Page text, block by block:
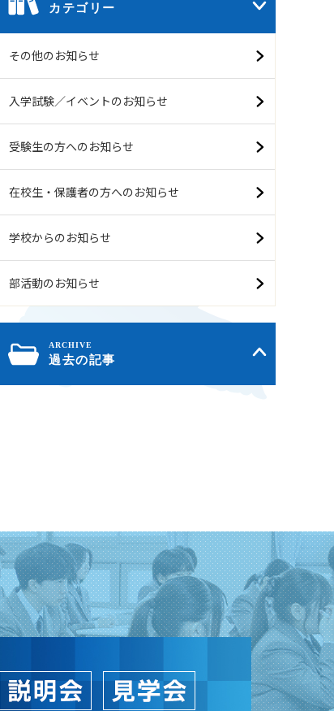
カテゴリー
その他のお知らせ
入学試験／イベントのお知らせ
受験生の方へのお知らせ
在校生・保護者の方へのお知らせ
学校からのお知らせ
部活動のお知らせ
過去の記事